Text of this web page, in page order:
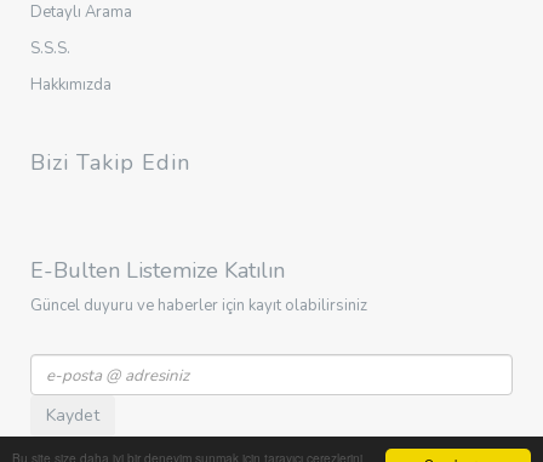
Bu site size daha iyi bir deneyim sunmak için tarayıcı çerezlerini
Detaylı Arama
S.S.S.
Hakkımızda
Bizi Takip Edin
E-Bulten Listemize Katılın
Güncel duyuru ve haberler için kayıt olabilirsiniz
Kaydet